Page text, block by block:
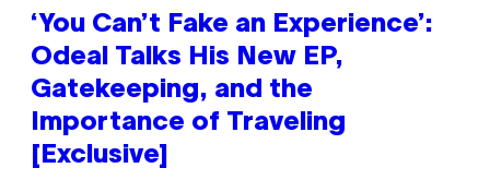
‘You Can’t Fake an Experience’:
Odeal Talks His New EP,
Gatekeeping, and the
Importance of Traveling
[Exclusive]